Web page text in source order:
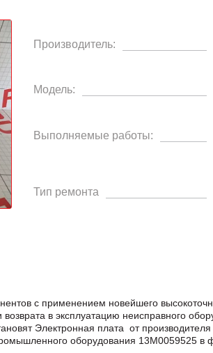
Производитель:
Модель:
Выполняемые работы:
Тип ремонта
с применением новейшего
в эксплуатацию неисправного
Электронная плата от
оборудования 13M0059525 в